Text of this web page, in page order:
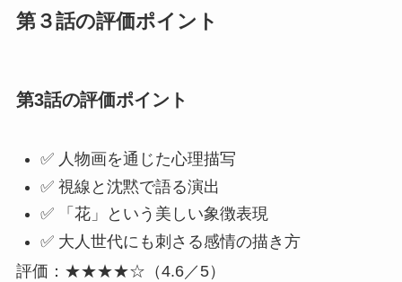
第３話の評価ポイント
第3話の評価ポイント
✅ 人物画を通じた心理描写
✅ 視線と沈黙で語る演出
✅ 「花」という美しい象徴表現
✅ 大人世代にも刺さる感情の描き方
評価：★★★★☆（4.6／5）